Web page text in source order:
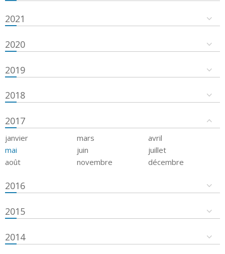
2021
2020
2019
2018
2017
janvier mars
avril
mai
juin
juillet
août
novembre décembre
2016
2015
2014